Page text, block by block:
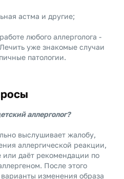
астма и другие;
любого аллерголога -
уже знакомые случаи
патологии.
аллерголог?
выслушивает жалобу,
аллергической реакции,
или даёт рекомендации по
После этого
изменения образа